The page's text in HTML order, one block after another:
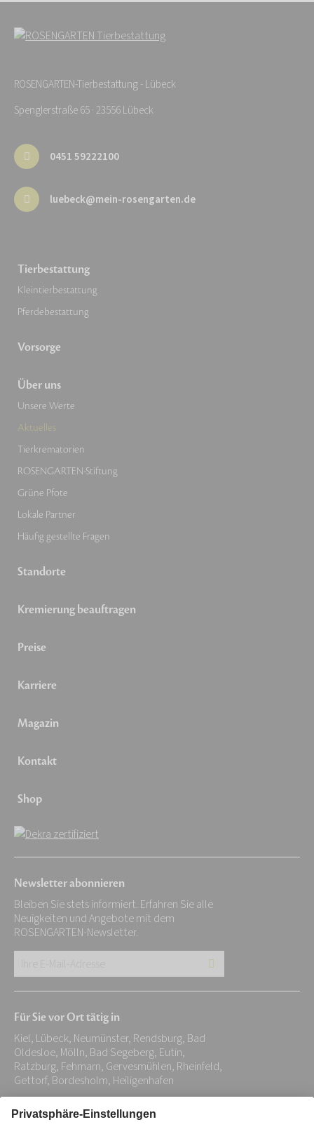
ROSENGARTEN-Tierbestattung - Lübeck
Spenglerstraße 65 · 23556 Lübeck
0451 59222100
luebeck@mein-rosengarten.de
Tierbestattung
Kleintierbestattung
Pferdebestattung
Vorsorge
Über uns
Unsere Werte
Aktuelles
Tierkrematorien
ROSENGARTEN-Stiftung
Grüne Pfote
Lokale Partner
Häufig gestellte Fragen
Standorte
Kremierung beauftragen
Preise
Karriere
Magazin
Kontakt
Shop
Newsletter abonnieren
Bleiben Sie stets informiert. Erfahren Sie alle
Neuigkeiten und Angebote mit dem
ROSENGARTEN-Newsletter.
Adresse:
*
Für Sie vor Ort tätig in
Kiel, Lübeck, Neumünster, Rendsburg, Bad
Oldesloe, Mölln, Bad Segeberg, Eutin,
Ratzburg, Fehmarn, Gervesmühlen, Rheinfeld,
Gettorf, Bordesholm, Heiligenhafen